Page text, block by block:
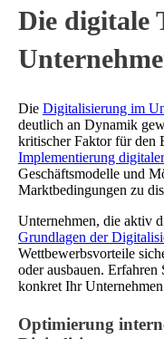
Die digitale
Die Digitalisierung im
deutlich an Dynamik
kritischer Faktor für den
Implementierung
Geschäftsmodelle und
Marktbedingungen zu
Unternehmen, die aktiv
Grundlagen der
Wettbewerbsvorteile
oder ausbauen.
konkret Ihr
Optimierung